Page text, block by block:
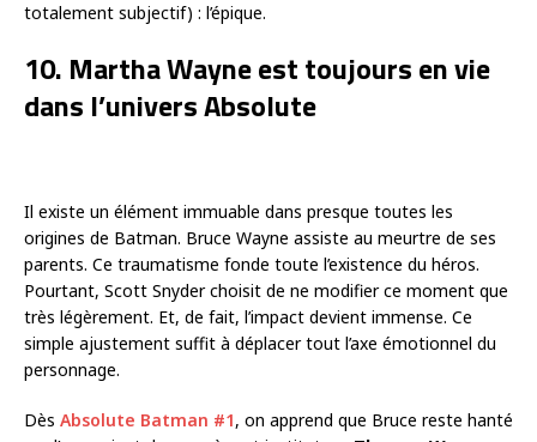
totalement subjectif) : l’épique.
10. Martha Wayne est toujours en vie
dans l’univers Absolute
Il existe un élément immuable dans presque toutes les
origines de Batman. Bruce Wayne assiste au meurtre de ses
parents. Ce traumatisme fonde toute l’existence du héros.
Pourtant, Scott Snyder choisit de ne modifier ce moment que
très légèrement. Et, de fait, l’impact devient immense. Ce
simple ajustement suffit à déplacer tout l’axe émotionnel du
personnage.
Dès Absolute Batman #1, on apprend que Bruce reste hanté